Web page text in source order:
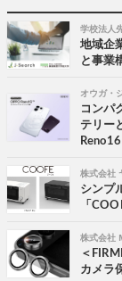
学校法人
地域企
と事業
オウガ・
コンパ
テリー
株式会社
シンプ
「
株式会社
＜
カメラ